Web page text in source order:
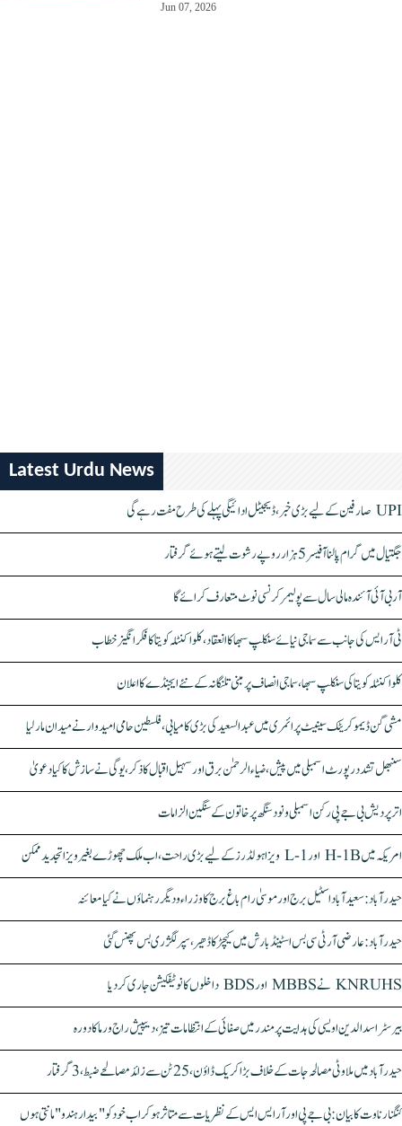
Jun 07, 2026
Latest Urdu News
UPI صارفین کے لیے بڑی خبر، ڈیجیٹل ادائیگی پہلے کی طرح مفت رہے گی
جگتیال میں گرام پالنا آفیسر 5 ہزار روپے رشوت لیتے ہوئے گرفتار
آر بی آئی آئندہ مالی سال سے پولیمر کرنسی نوٹ متعارف کرائے گا
ٹی آر ایس کی جانب سے سماجی نیائے سنکلپ سبھا کا انعقاد، کلواکنٹلہ کویتا کا فکر انگیز خطاب
کلواکنٹلہ کویتا کی سنکلپ سبھا، سماجی انصاف پر مبنی تلنگانہ کے نئے ایجنڈے کا اعلان
مشی گن ڈیموکریٹک سینیٹ پرائمری میں عبدالسعید کی بڑی کامیابی، فلسطین حامی امیدوار نے میدان مار لیا
سنبھل تشدد رپورٹ اسمبلی میں پیش، ضیاء الرحمٰن برق اور سہیل اقبال کا ذکر، یوگی نے سازش کا کیا دعویٰ
اتر پردیش بی جے پی رکن اسمبلی ونود سنگھ پر خاتون کے سنگین الزامات
امریکہ میں H-1B اور L-1 ویزا ہولڈرز کے لیے بڑی راحت، اب ملک چھوڑے بغیر ویزا تجدید ممکن
حیدرآباد: سعیدآباد اسٹیل برج اور موسیٰ رام باغ برج کا وزراء و دیگر رہنماؤں نے کیا معائنہ
حیدرآباد: عارضی آر ٹی سی بس اسٹینڈ بارش میں کیچڑ کا ڈھیر، سپر لگژری بس پھنس گئی
KNRUHS نے MBBS اور BDS داخلوں کا نوٹیفکیشن جاری کر دیا
بیرسٹر اسدالدین اویسی کی ہدایت پر مندر میں صفائی کے انتظامات تیز، دیپیش راج ورما کا دورہ
حیدرآباد میں ملاوٹی مصالحہ جات کے خلاف بڑا کریک ڈاؤن، 25 ٹن سے زائد مصالحے ضبط، 3 گرفتار
کنگنا رناوت کا بیان: بی جے پی اور آر ایس ایس کے نظریات سے متاثر ہو کر اب خود کو "بیدار ہندو" مانتی ہوں